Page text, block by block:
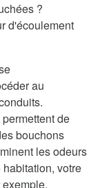
?
d'écoulement
au
de
bouchons
les odeurs
votre